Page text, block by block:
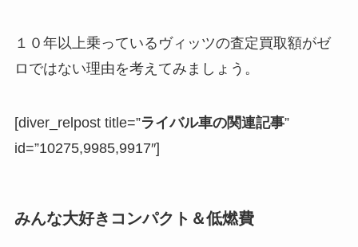
１０年以上乗っているヴィッツの査定買取額がゼ
ロではない理由を考えてみましょう。
[diver_relpost title=”ライバル車の関連記事”
id=”10275,9985,9917″]
みんな大好きコンパクト＆低燃費